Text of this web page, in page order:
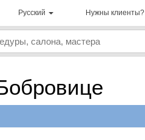
Русский Нужны клиенты?